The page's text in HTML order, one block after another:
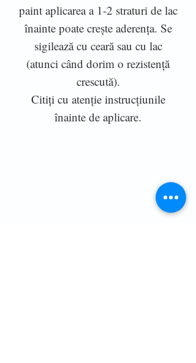
paint aplicarea a 1-2 straturi de lac
înainte poate crește aderența. Se
sigilează cu ceară sau cu lac
(atunci când dorim o rezistență
crescută).
Citiți cu atenție instrucțiunile
înainte de aplicare.